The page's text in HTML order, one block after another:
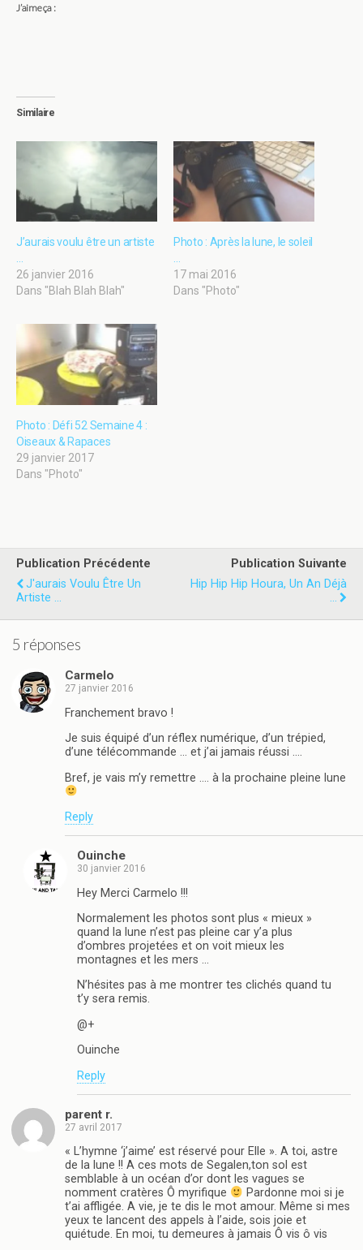
J’aime ça :
Similaire
J’aurais voulu être un artiste
…
26 janvier 2016
Dans "Blah Blah Blah"
Photo : Après la lune, le soleil
…
17 mai 2016
Dans "Photo"
Photo : Défi 52 Semaine 4 :
Oiseaux & Rapaces
29 janvier 2017
Dans "Photo"
Publication Précédente
J'aurais Voulu Être Un
Artiste ...
Publication Suivante
Hip Hip Hip Houra, Un An Déjà
...
5 réponses
Carmelo
27 janvier 2016
Franchement bravo !
Je suis équipé d’un réflex numérique, d’un trépied,
d’une télécommande … et j’ai jamais réussi ….
Bref, je vais m’y remettre …. à la prochaine pleine lune
Reply
Ouinche
30 janvier 2016
Hey Merci Carmelo !!!
Normalement les photos sont plus « mieux »
quand la lune n’est pas pleine car y’a plus
d’ombres projetées et on voit mieux les
montagnes et les mers …
N’hésites pas à me montrer tes clichés quand tu
t’y sera remis.
@+
Ouinche
Reply
parent r.
27 avril 2017
« L’hymne ‘j’aime’ est réservé pour Elle ». A toi, astre
de la lune !! A ces mots de Segalen,ton sol est
semblable à un océan d’or dont les vagues se
nomment cratères Ô myrifique
Pardonne moi si je
t’ai affligée. A vie, je te dis le mot amour. Même si mes
yeux te lancent des appels à l’aide, sois joie et
quiétude. En moi, tu demeures à jamais Ô vis ô vis